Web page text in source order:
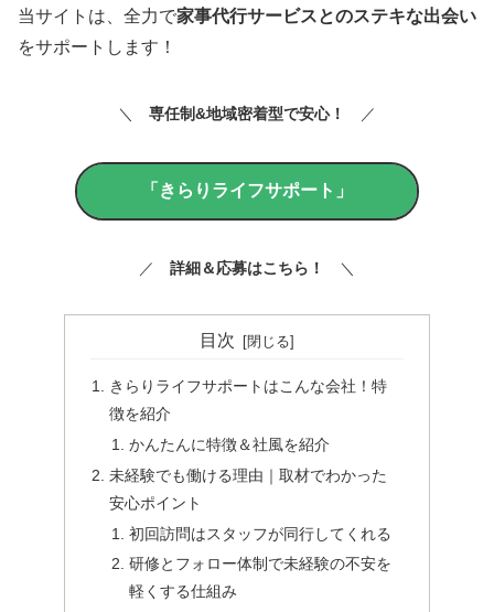
当サイトは、全力で家事代行サービスとのステキな出会い
をサポートします！
＼ 専任制&地域密着型で安心！ ／
「きらりライフサポート」
／ 詳細＆応募はこちら ！ ＼
目次
きらりライフサポートはこんな会社！特
徴を紹介
かんたんに特徴＆社風を紹介
未経験でも働ける理由｜取材でわかった
安心ポイント
初回訪問はスタッフが同行してくれる
研修とフォロー体制で未経験の不安を
軽くする仕組み